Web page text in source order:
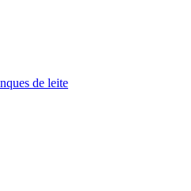
de leite